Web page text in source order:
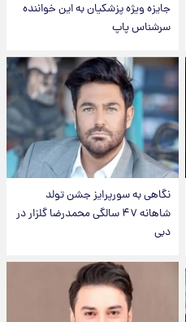
جایزه ویژه پزشکیان به این خواننده
سرشناس پاپ
نگاهی به سورپرایز جشن تولد
شاهانه ۴۷ سالگی محمدرضا گلزار در
دبی